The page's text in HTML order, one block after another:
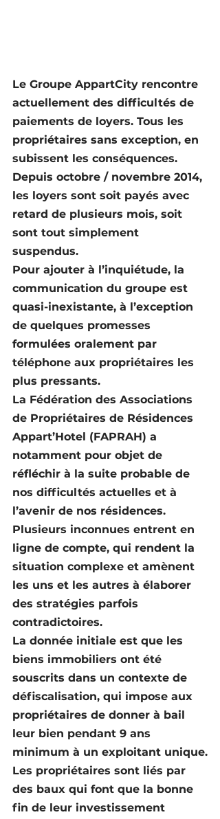
Le Groupe AppartCity rencontre
actuellement des difficultés de
paiements de loyers. Tous les
propriétaires sans exception, en
subissent les conséquences.
Depuis octobre / novembre 2014,
les loyers sont soit payés avec
retard de plusieurs mois, soit
sont tout simplement
suspendus.
Pour ajouter à l’inquiétude, la
communication du groupe est
quasi-inexistante, à l’exception
de quelques promesses
formulées oralement par
téléphone aux propriétaires les
plus pressants.
La Fédération des Associations
de Propriétaires de Résidences
Appart’Hotel (FAPRAH) a
notamment pour objet de
réfléchir à la suite probable de
nos difficultés actuelles et à
l’avenir de nos résidences.
Plusieurs inconnues entrent en
ligne de compte, qui rendent la
situation complexe et amènent
les uns et les autres à élaborer
des stratégies parfois
contradictoires.
La donnée initiale est que les
biens immobiliers ont été
souscrits dans un contexte de
défiscalisation, qui impose aux
propriétaires de donner à bail
leur bien pendant 9 ans
minimum à un exploitant unique.
Les propriétaires sont liés par
des baux qui font que la bonne
fin de leur investissement